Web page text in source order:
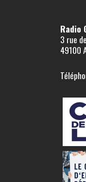
Radio
3 rue
49100